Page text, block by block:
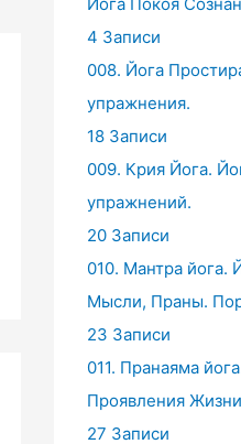
4 Записи
008. Йога
упражнения.
18 Записи
009. Крия Йога.
упражнений.
20 Записи
010. Мантра йога.
Мысли, Праны.
23 Записи
011. Пранаяма
Проявления
27 Записи